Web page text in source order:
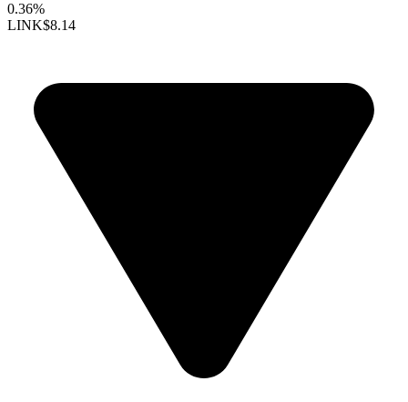
0.36%
LINK$8.14